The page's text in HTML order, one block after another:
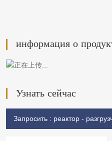
информация о
Узнать сейчас